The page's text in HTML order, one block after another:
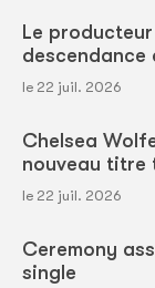
Le
descendance
le 22 juil. 2026
Chelsea
nouveau titre
le 22 juil. 2026
Ceremony
single